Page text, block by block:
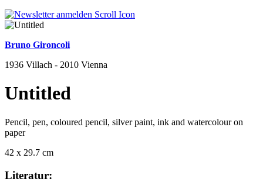
Bruno Gironcoli
1936 Villach - 2010 Vienna
Untitled
Pencil, pen, coloured pencil, silver paint, ink and watercolour on
paper
42 x 29.7 cm
Literatur: